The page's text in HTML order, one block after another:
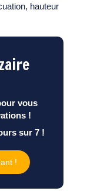
hauteur
vous
!
sur 7 !
!